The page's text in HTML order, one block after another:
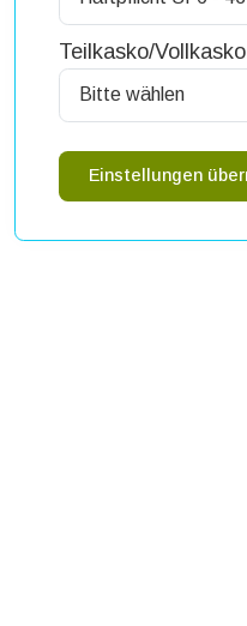
Teilkasko/
Einstellungen